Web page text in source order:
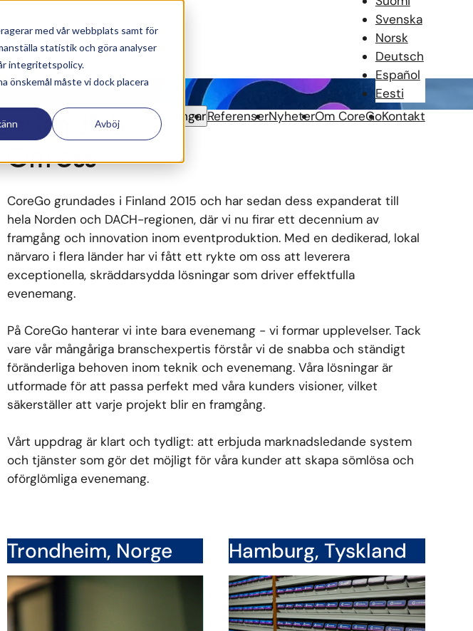
med vår webbplats samt för
statistik och göra analyser
integritetspolicy.
önskemål måste vi dock placera
Avböj
Svenska
Norsk
Deutsch
Español
Eesti
LösningarReferenserNyheterOm CoreGoKontakt
2015
Om oss
CoreGo grundades i Finland 2015 och har sedan dess expanderat till
hela Norden och DACH-regionen, där vi nu firar ett decennium av
framgång och innovation inom eventproduktion. Med en dedikerad, lokal
närvaro i flera länder har vi fått ett rykte om oss att leverera
exceptionella, skräddarsydda lösningar som driver effektfulla
evenemang.
På CoreGo hanterar vi inte bara evenemang - vi formar upplevelser. Tack
vare vår mångåriga branschexpertis förstår vi de snabba och ständigt
föränderliga behoven inom teknik och evenemang. Våra lösningar är
utformade för att passa perfekt med våra kunders visioner, vilket
säkerställer att varje projekt blir en framgång.
Vårt uppdrag är klart och tydligt: att erbjuda marknadsledande system
och tjänster som gör det möjligt för våra kunder att skapa sömlösa och
oförglömliga evenemang.
Trondheim, Norge Hamburg, Tyskland
CoreGo GmbH
Vorsetzen 35